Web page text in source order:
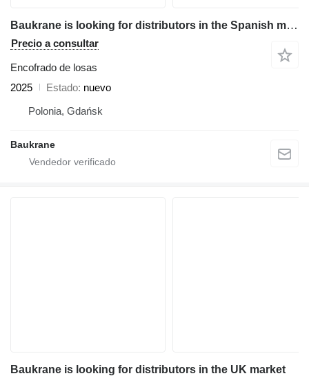
Baukrane is looking for distributors in the Spanish market
Precio a consultar
Encofrado de losas
2025
Estado nuevo
Polonia, Gdańsk
Baukrane
Baukrane is looking for distributors in the UK market